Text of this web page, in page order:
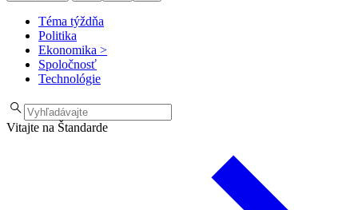
Téma týždňa
Politika
Ekonomika >
Spoločnosť
Technológie
Vitajte na Štandarde